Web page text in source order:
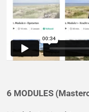
6 MODULES